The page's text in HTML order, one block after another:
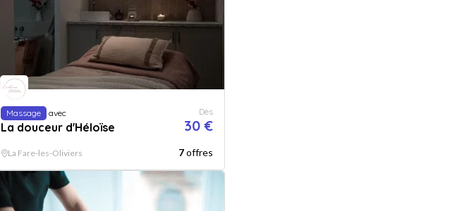
Massage avec
La douceur d'Héloïse
Dès
30 €
La Fare-les-Oliviers 7offres